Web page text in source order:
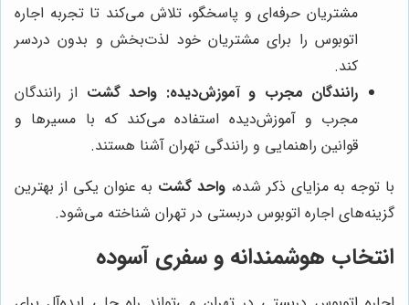
مشتریان حرفه‌ای و پاسخگو، تلاش می‌کند تا تجربه اجاره
اتوبوس را برای مشتریان خود لذت‌بخش و بدون دردسر
کند.
رانندگان مجرب و آموزش‌دیده: واحد گشت از رانندگان
مجرب و آموزش‌دیده استفاده می‌کند که با مسیرها و
قوانین راهنمایی و رانندگی تهران آشنا هستند.
با توجه به مزایای ذکر شده، واحد گشت به عنوان یکی از بهترین
گزینه‌های اجاره اتوبوس دربستی در تهران شناخته می‌شود.
انتخاب هوشمندانه و سفری آسوده